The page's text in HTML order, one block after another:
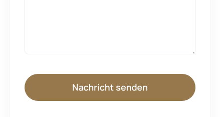
Nachricht senden